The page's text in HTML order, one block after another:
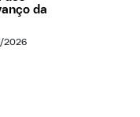
da
2026